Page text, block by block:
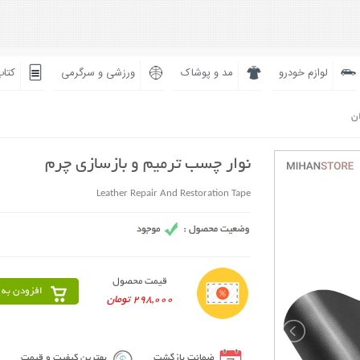
لوازم خودرو مد و پوشاک ورزشی و سرگرمی
نوار چسب ترمیم و بازسازی چرم
Leather Repair And Restoration Tape
قیمت محصول
298,000 تومان
افزودن